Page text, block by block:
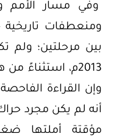
وفي مسار الأمم
ومنعطفات
بين مرحلتين؛ ولم
2013م، استثناءً
وإن القراءة
أنه لم يكن مجرد
مؤقتة أملتها